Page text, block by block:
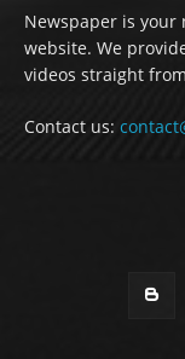
Newspaper is your
website. We
videos straight
Contact us: